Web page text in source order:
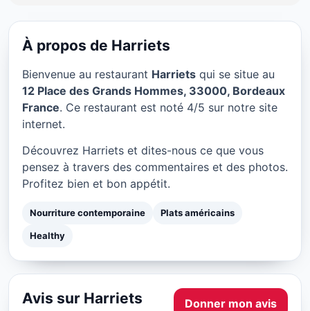
Harriets à Bordeaux
★ 4/5
À propos de Harriets
Bienvenue au restaurant Harriets qui se situe au
12 Place des Grands Hommes, 33000, Bordeaux
France. Ce restaurant est noté 4/5 sur notre site
internet.
Découvrez Harriets et dites-nous ce que vous
pensez à travers des commentaires et des photos.
Profitez bien et bon appétit.
Nourriture contemporaine Plats américains
Healthy
Avis sur Harriets Donner mon avis